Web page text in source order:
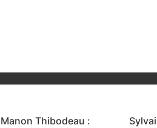
Manon Thibodeau :